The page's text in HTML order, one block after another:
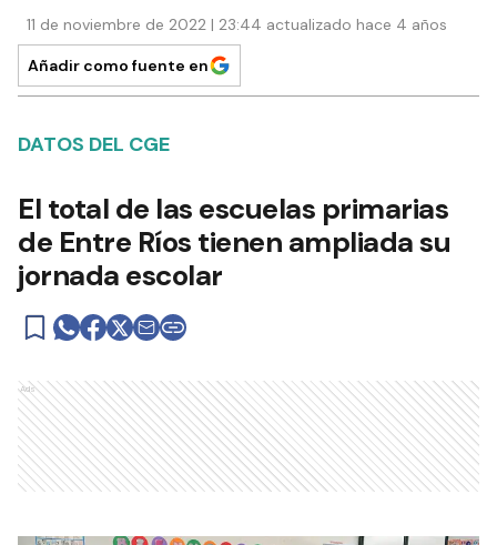
11 de noviembre de 2022 | 23:44 actualizado hace 4 años
Añadir como fuente en
DATOS DEL CGE
El total de las escuelas primarias
de Entre Ríos tienen ampliada su
jornada escolar
Ads